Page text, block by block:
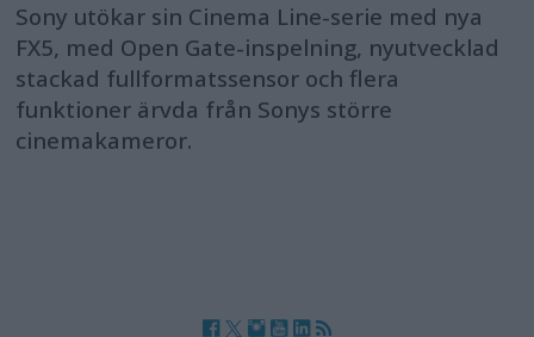
Sony utökar sin Cinema Line-serie med nya
FX5, med Open Gate-inspelning, nyutvecklad
stackad fullformatssensor och flera
funktioner ärvda från Sonys större
cinemakameror.